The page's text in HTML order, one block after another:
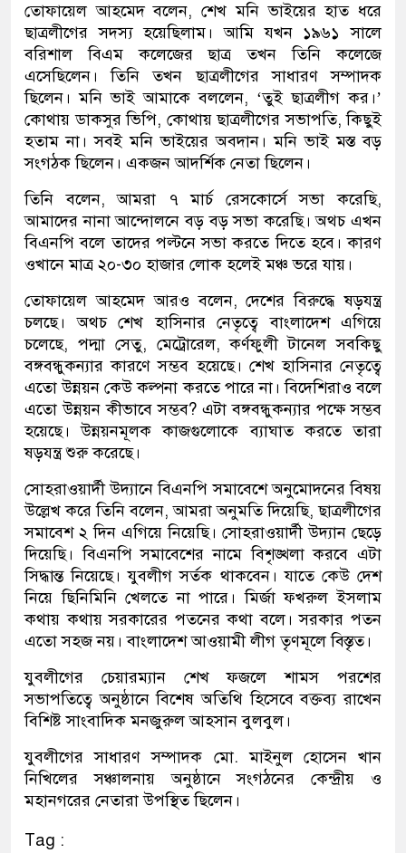
তোফায়েল আহমেদ বলেন, শেখ মনি ভাইয়ের হাত ধরে
ছাত্রলীগের সদস্য হয়েছিলাম। আমি যখন ১৯৬১ সালে
বরিশাল বিএম কলেজের ছাত্র তখন তিনি কলেজে
এসেছিলেন। তিনি তখন ছাত্রলীগের সাধারণ সম্পাদক
ছিলেন। মনি ভাই আমাকে বললেন, ‘তুই ছাত্রলীগ কর।’
কোথায় ডাকসুর ভিপি, কোথায় ছাত্রলীগের সভাপতি, কিছুই
হতাম না। সবই মনি ভাইয়ের অবদান। মনি ভাই মস্ত বড়
সংগঠক ছিলেন। একজন আদর্শিক নেতা ছিলেন।
তিনি বলেন, আমরা ৭ মার্চ রেসকোর্সে সভা করেছি,
আমাদের নানা আন্দোলনে বড় বড় সভা করেছি। অথচ এখন
বিএনপি বলে তাদের পল্টনে সভা করতে দিতে হবে। কারণ
ওখানে মাত্র ২০-৩০ হাজার লোক হলেই মঞ্চ ভরে যায়।
তোফায়েল আহমেদ আরও বলেন, দেশের বিরুদ্ধে ষড়যন্ত্র
চলছে। অথচ শেখ হাসিনার নেতৃত্বে বাংলাদেশ এগিয়ে
চলেছে, পদ্মা সেতু, মেট্রোরেল, কর্ণফুলী টানেল সবকিছু
বঙ্গবন্ধুকন্যার কারণে সম্ভব হয়েছে। শেখ হাসিনার নেতৃত্বে
এতো উন্নয়ন কেউ কল্পনা করতে পারে না। বিদেশিরাও বলে
এতো উন্নয়ন কীভাবে সম্ভব? এটা বঙ্গবন্ধুকন্যার পক্ষে সম্ভব
হয়েছে। উন্নয়নমূলক কাজগুলোকে ব্যাঘাত করতে তারা
ষড়যন্ত্র শুরু করেছে।
সোহরাওয়ার্দী উদ্যানে বিএনপি সমাবেশে অনুমোদনের বিষয়
উল্লেখ করে তিনি বলেন, আমরা অনুমতি দিয়েছি, ছাত্রলীগের
সমাবেশ ২ দিন এগিয়ে নিয়েছি। সোহরাওয়ার্দী উদ্যান ছেড়ে
দিয়েছি। বিএনপি সমাবেশের নামে বিশৃঙ্খলা করবে এটা
সিদ্ধান্ত নিয়েছে। যুবলীগ সর্তক থাকবেন। যাতে কেউ দেশ
নিয়ে ছিনিমিনি খেলতে না পারে। মির্জা ফখরুল ইসলাম
কথায় কথায় সরকারের পতনের কথা বলে। সরকার পতন
এতো সহজ নয়। বাংলাদেশ আওয়ামী লীগ তৃণমূলে বিস্তৃত।
যুবলীগের চেয়ারম্যান শেখ ফজলে শামস পরশের
সভাপতিত্বে অনুষ্ঠানে বিশেষ অতিথি হিসেবে বক্তব্য রাখেন
বিশিষ্ট সাংবাদিক মনজুরুল আহসান বুলবুল।
যুবলীগের সাধারণ সম্পাদক মো. মাইনুল হোসেন খান
নিখিলের সঞ্চালনায় অনুষ্ঠানে সংগঠনের কেন্দ্রীয় ও
মহানগরের নেতারা উপস্থিত ছিলেন।
Tag :